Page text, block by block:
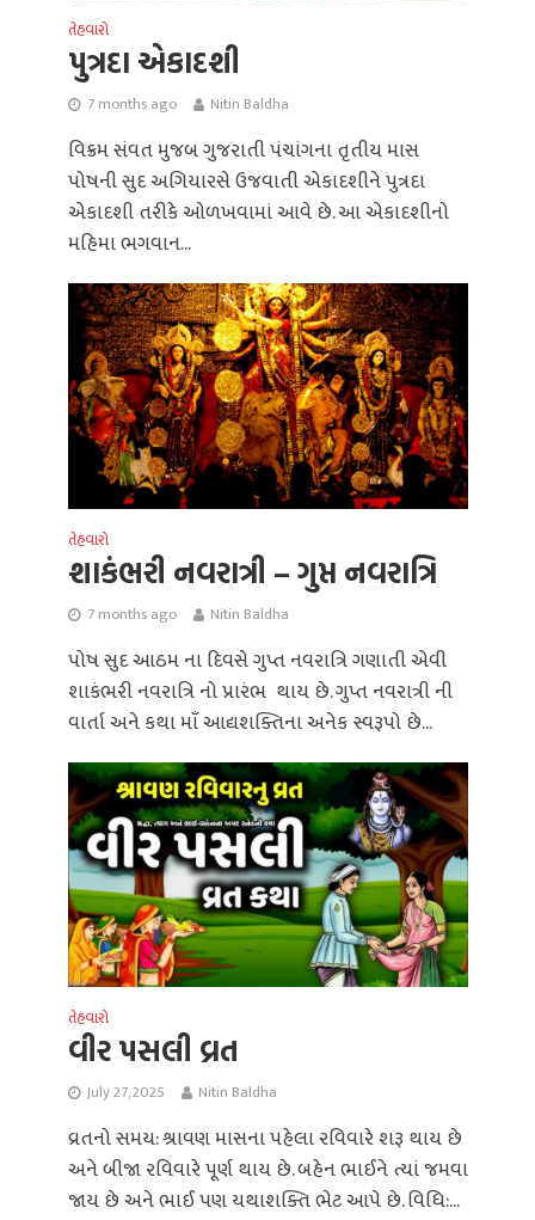
તેહવારો
પુત્રદા એકાદશી
7 months ago Nitin Baldha
વિક્રમ સંવત મુજબ ગુજરાતી પંચાંગના તૃતીય માસ
પોષની સુદ અગિયારસે ઉજવાતી એકાદશીને પુત્રદા
એકાદશી તરીકે ઓળખવામાં આવે છે. આ એકાદશીનો
મહિમા ભગવાન...
તેહવારો
શાકંભરી નવરાત્રી – ગુપ્ત નવરાત્રિ
7 months ago Nitin Baldha
પોષ સુદ આઠમ ના દિવસે ગુપ્ત નવરાત્રિ ગણાતી એવી
શાકંભરી નવરાત્રિ નો પ્રારંભ થાય છે. ગુપ્ત નવરાત્રી ની
વાર્તા અને કથા માઁ આદ્યશક્તિના અનેક સ્વરૂપો છે...
તેહવારો
વીર પસલી વ્રત
July 27, 2025 Nitin Baldha
વ્રતનો સમય: શ્રાવણ માસના પહેલા રવિવારે શરૂ થાય છે
અને બીજા રવિવારે પૂર્ણ થાય છે. બહેન ભાઈને ત્યાં જમવા
જાય છે અને ભાઈ પણ યથાશક્તિ ભેટ આપે છે. વિધિ:...